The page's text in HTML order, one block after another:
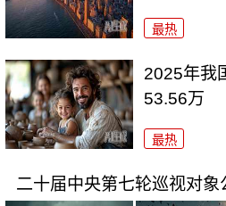
最热
2025年我
53.56万
最热
二十届中央第七轮巡视对象